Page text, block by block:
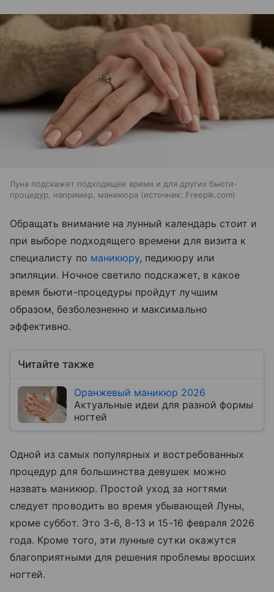
Луна подскажет подходящее время и для других бьюти-
процедур, например, маникюра
источник: Freepik.com
Обращать внимание на лунный календарь стоит и
при выборе подходящего времени для визита к
специалисту по маникюру, педикюру или
эпиляции. Ночное светило подскажет, в какое
время бьюти-процедуры пройдут лучшим
образом, безболезненно и максимально
эффективно.
Читайте также
Оранжевый маникюр 2026
Актуальные идеи для разной формы
ногтей
Одной из самых популярных и востребованных
процедур для большинства девушек можно
назвать маникюр. Простой уход за ногтями
следует проводить во время убывающей Луны,
кроме суббот. Это 3-6, 8-13 и 15-16 февраля 2026
года. Кроме того, эти лунные сутки окажутся
благоприятными для решения проблемы вросших
ногтей.